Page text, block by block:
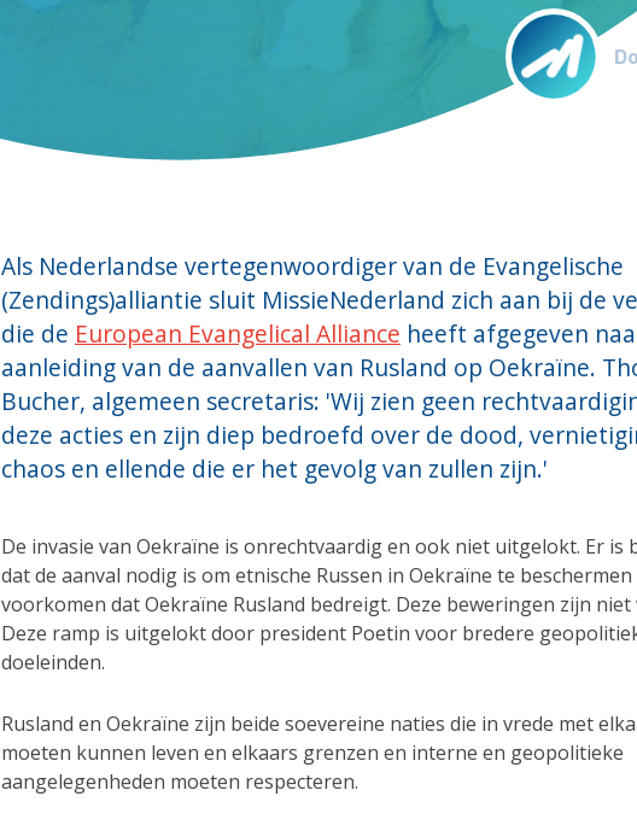
Als Nederlandse vertegenwoordiger van de Evangelische
(Zendings)alliantie sluit MissieNederland zich aan bij de
die de European Evangelical Alliance heeft afgegeven
aanleiding van de aanvallen van Rusland op Oekraïne.
Bucher, algemeen secretaris: 'Wij zien geen
deze acties en zijn diep bedroefd over de dood,
chaos en ellende die er het gevolg van zullen zijn.'
De invasie van Oekraïne is onrechtvaardig en ook niet uitgelokt. Er is
dat de aanval nodig is om etnische Russen in Oekraïne te
voorkomen dat Oekraïne Rusland bedreigt. Deze beweringen zijn niet
Deze ramp is uitgelokt door president Poetin voor bredere
doeleinden.
Rusland en Oekraïne zijn beide soevereine naties die in vrede met
moeten kunnen leven en elkaars grenzen en interne en geopolitieke
aangelegenheden moeten respecteren.